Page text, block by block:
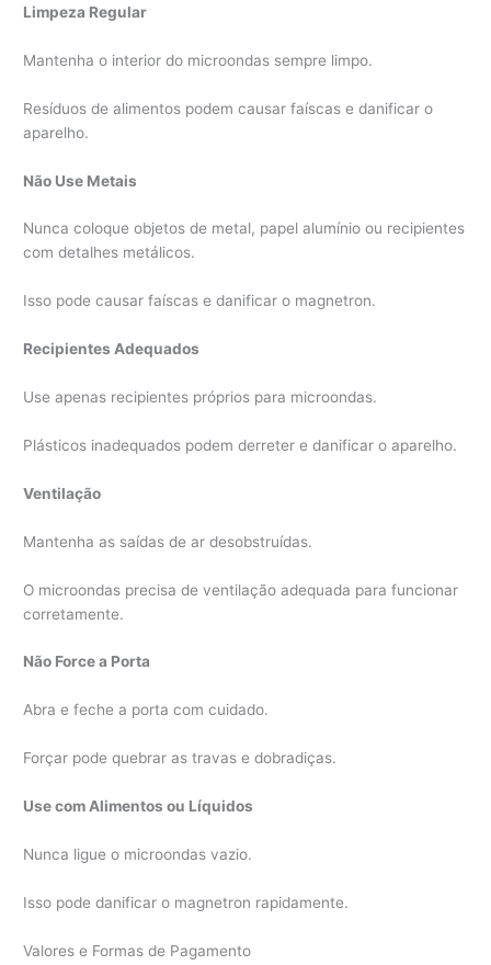
Limpeza Regular
Mantenha o interior do microondas sempre limpo.
Resíduos de alimentos podem causar faíscas e danificar o
aparelho.
Não Use Metais
Nunca coloque objetos de metal, papel alumínio ou recipientes
com detalhes metálicos.
Isso pode causar faíscas e danificar o magnetron.
Recipientes Adequados
Use apenas recipientes próprios para microondas.
Plásticos inadequados podem derreter e danificar o aparelho.
Ventilação
Mantenha as saídas de ar desobstruídas.
O microondas precisa de ventilação adequada para funcionar
corretamente.
Não Force a Porta
Abra e feche a porta com cuidado.
Forçar pode quebrar as travas e dobradiças.
Use com Alimentos ou Líquidos
Nunca ligue o microondas vazio.
Isso pode danificar o magnetron rapidamente.
Valores e Formas de Pagamento